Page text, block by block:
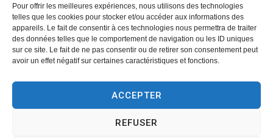
Pour offrir les meilleures expériences, nous utilisons des technologies
telles que les cookies pour stocker et/ou accéder aux informations des
appareils. Le fait de consentir à ces technologies nous permettra de traiter
des données telles que le comportement de navigation ou les ID uniques
sur ce site. Le fait de ne pas consentir ou de retirer son consentement peut
avoir un effet négatif sur certaines caractéristiques et fonctions.
ACCEPTER
REFUSER
Accueil
Accessibilité
Mentions légales